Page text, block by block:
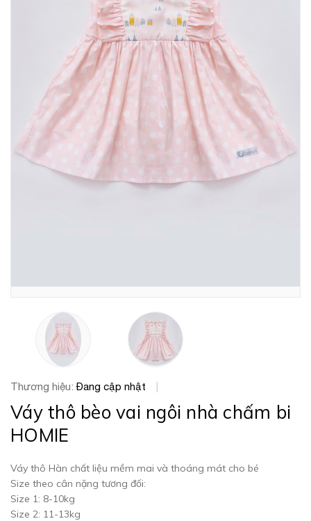
Thương hiệu:Đang cập nhật
Váy thô bèo vai ngôi nhà chấm bi
HOMIE
Váy thô Hàn chất liệu mềm mai và thoáng mát cho bé
Size theo cân nặng tương đối:
Size 1: 8-10kg
Size 2: 11-13kg